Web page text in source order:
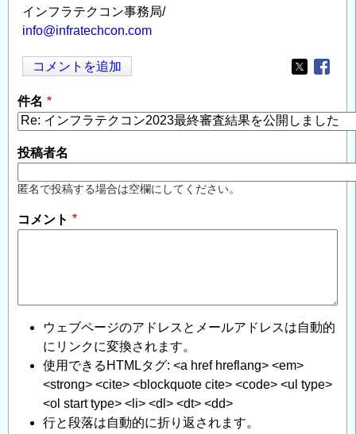
インフラテクコン事務局/
info@infratechcon.com
コメントを追加
Opens in
件名
投稿者名
匿名で投稿する場合は空欄にしてください。
コメント
ウェブページのアドレスとメールアドレスは自動的
にリンクに変換されます。
使用できるHTMLタグ: <a href hreflang> <em>
<strong> <cite> <blockquote cite> <code> <ul type>
<ol start type> <li> <dl> <dt> <dd>
行と段落は自動的に折り返されます。